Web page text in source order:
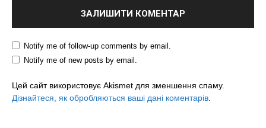
Notify me of follow-up comments by email.
Notify me of new posts by email.
Цей сайт використовує Akismet для зменшення спаму.
Дізнайтеся, як обробляються ваші дані коментарів